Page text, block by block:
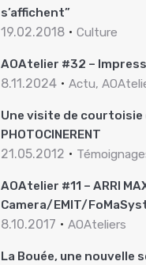
s’affichent”
19.02.2018 Culture
AOAtelier #32 –
8.11.2024 Actu,
Une visite de courtoisie
PHOTOCINERENT
21.05.2012
AOAtelier #11 – ARRI
Camera/EMIT/
8.10.2017 AOAteliers
La Bouée, une nouvelle